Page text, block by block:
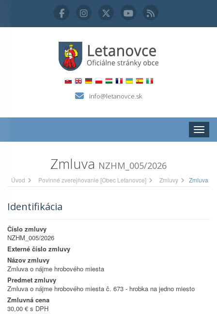
info@letanovce.sk
Zmluva NZHM_005/2026
Úvod Povinné zverejňovanie [Obec Letanovce] Zmluvy Zmluva
Identifikácia
Číslo zmluvy
NZHM_005/2026
Externé číslo zmluvy
Názov zmluvy
Zmluva o nájme hrobového miesta
Predmet zmluvy
Zmluva o nájme hrobového miesta č. 673 - hrobka na jedno miesto
Zmluvná cena
30,00 € s DPH